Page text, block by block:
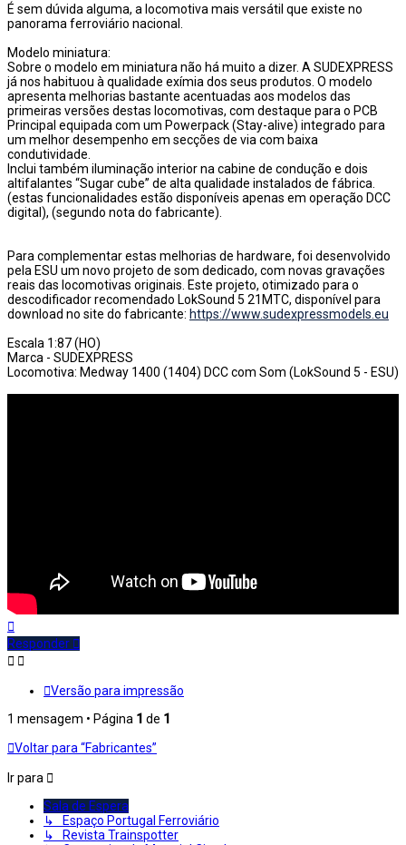
É sem dúvida alguma, a locomotiva mais versátil que existe no
panorama ferroviário nacional.
Modelo miniatura:
Sobre o modelo em miniatura não há muito a dizer. A SUDEXPRESS
já nos habituou à qualidade exímia dos seus produtos. O modelo
apresenta melhorias bastante acentuadas aos modelos das
primeiras versões destas locomotivas, com destaque para o PCB
Principal equipada com um Powerpack (Stay-alive) integrado para
um melhor desempenho em secções de via com baixa
condutividade.
Inclui também iluminação interior na cabine de condução e dois
altifalantes “Sugar cube” de alta qualidade instalados de fábrica.
(estas funcionalidades estão disponíveis apenas em operação DCC
digital), (segundo nota do fabricante).
Para complementar estas melhorias de hardware, foi desenvolvido
pela ESU um novo projeto de som dedicado, com novas gravações
reais das locomotivas originais. Este projeto, otimizado para o
descodificador recomendado LokSound 5 21MTC, disponível para
download no site do fabricante: https://www.sudexpressmodels.eu
Escala 1:87 (HO)
Marca - SUDEXPRESS
Locomotiva: Medway 1400 (1404) DCC com Som (LokSound 5 - ESU)
Responder
Versão para impressão
1 mensagem • Página 1 de 1
Voltar para “Fabricantes”
Ir para
Sala de Espera
↳ Espaço Portugal Ferroviário
↳ Revista Trainspotter